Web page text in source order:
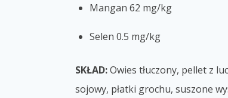
Mangan 62 mg/kg
Selen 0.5 mg/kg
SKŁAD:Owies tłuczony, pellet z
sojowy, płatki grochu, suszone